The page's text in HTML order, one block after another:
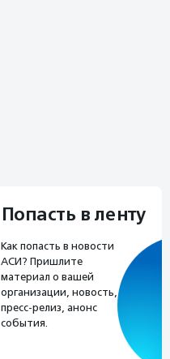
Попасть в ленту
Как попасть в новости
АСИ? Пришлите
материал о вашей
организации, новость,
пресс-релиз, анонс
события.